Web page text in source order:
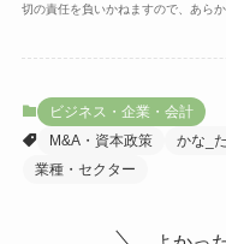
切の責任を負いかねますので、あら
ビジネス・企業・会計
M&A・資本政策
かな_
業種・セクター